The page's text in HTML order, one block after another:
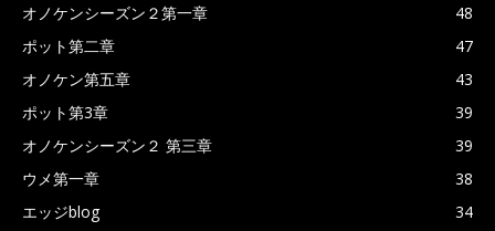
オノケンシーズン２第一章
48
ポット第二章
47
オノケン第五章
43
ポット第3章
39
オノケンシーズン２ 第三章
39
ウメ第一章
38
エッジblog
34